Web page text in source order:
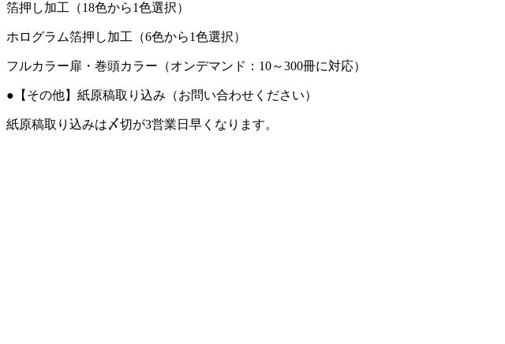
箔押し加工（18色から1色選択）
ホログラム箔押し加工（6色から1色選択）
フルカラー扉・巻頭カラー（オンデマンド：10～300冊に対応）
●【その他】紙原稿取り込み（お問い合わせください）
紙原稿取り込みは〆切が3営業日早くなります。